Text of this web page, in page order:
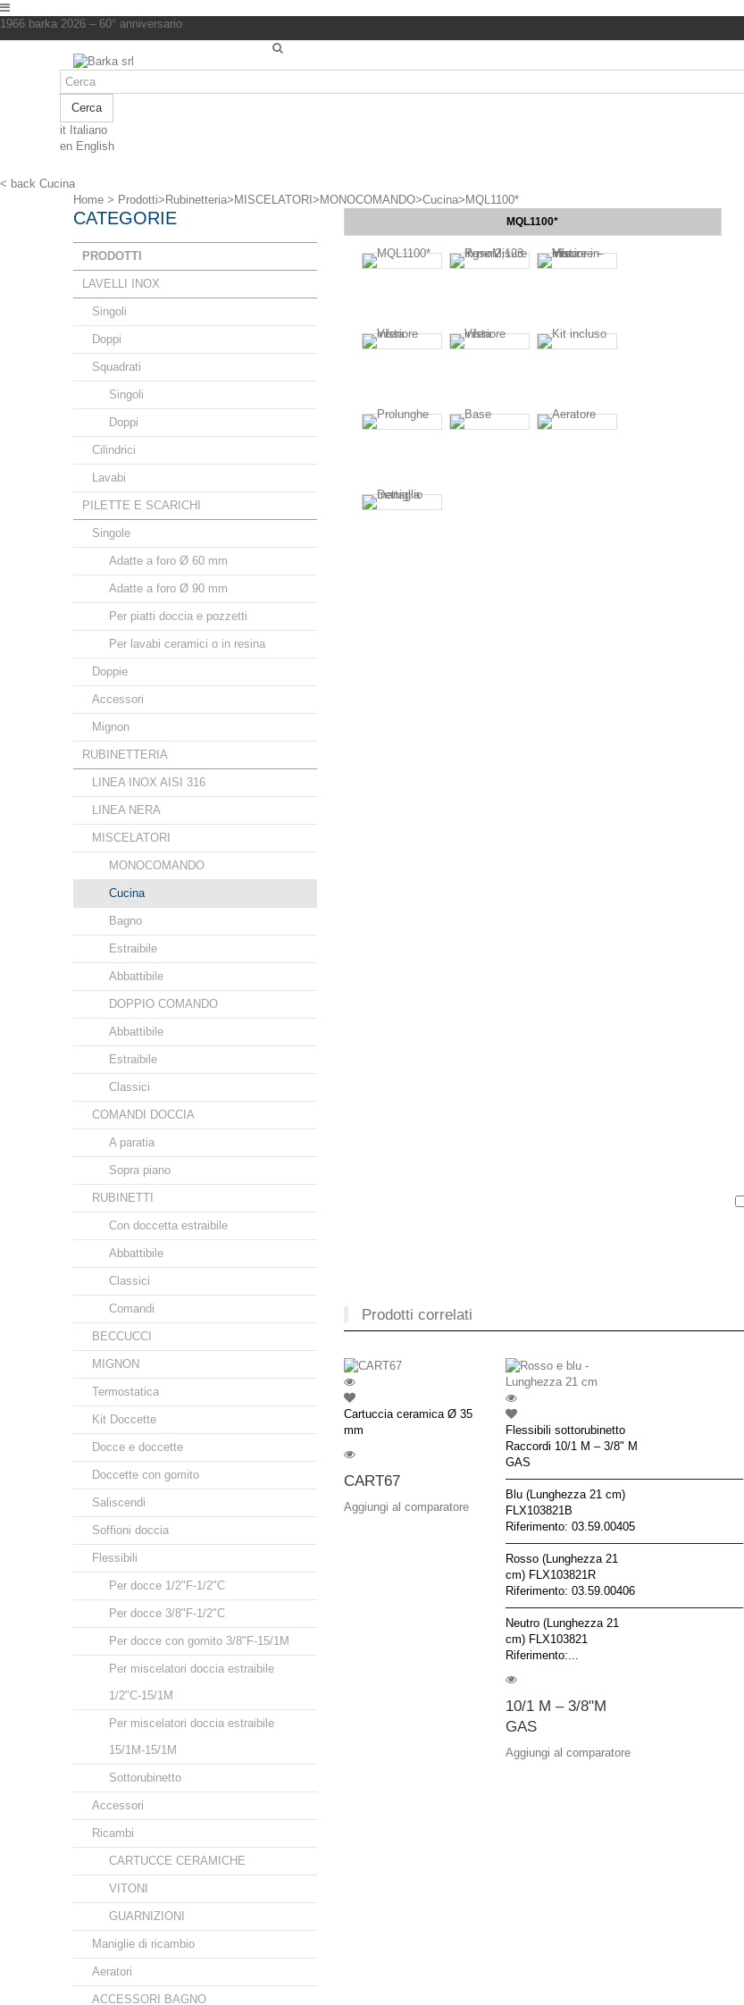
1966 barka 2026 – 60° anniversario
Cerca
it Italiano
en English
< back Cucina
Home > Prodotti> Rubinetteria> MISCELATORI > MONOCOMANDO>Cucina> MQL1100*
CATEGORIE
PRODOTTI
LAVELLI INOX
Singoli
Doppi
Squadrati
Singoli
Doppi
Cilindrici
Lavabi
PILETTE E SCARICHI
Singole
Adatte a foro Ø 60 mm
Adatte a foro Ø 90 mm
Per piatti doccia e pozzetti
Per lavabi ceramici o in resina
Doppie
Accessori
Mignon
RUBINETTERIA
LINEA INOX AISI 316
LINEA NERA
MISCELATORI
MONOCOMANDO
Cucina
Bagno
Estraibile
Abbattibile
DOPPIO COMANDO
Abbattibile
Estraibile
Classici
COMANDI DOCCIA
A paratia
Sopra piano
RUBINETTI
Con doccetta estraibile
Abbattibile
Classici
Comandi
BECCUCCI
MIGNON
Termostatica
Kit Doccette
Docce e doccette
Doccette con gomito
Saliscendi
Soffioni doccia
Flessibili
Per docce 1/2"F-1/2"C
Per docce 3/8"F-1/2"C
Per docce con gomito 3/8"F-15/1M
Per miscelatori doccia estraibile
1/2"C-15/1M
Per miscelatori doccia estraibile
15/1M-15/1M
Sottorubinetto
Accessori
Ricambi
CARTUCCE CERAMICHE
VITONI
GUARNIZIONI
Maniglie di ricambio
Aeratori
ACCESSORI BAGNO
MQL1100*
Prodotti correlati
Cartuccia ceramica Ø 35
mm
CART67
Aggiungi al comparatore
Flessibili sottorubinetto
Raccordi 10/1 M – 3/8" M
GAS
––––––––––––––––––––––––––––––––––––––
Blu (Lunghezza 21 cm)
FLX103821B
Riferimento: 03.59.00405
––––––––––––––––––––––––––––––––––––––
Rosso (Lunghezza 21
cm) FLX103821R
Riferimento: 03.59.00406
––––––––––––––––––––––––––––––––––––––
Neutro (Lunghezza 21
cm) FLX103821
Riferimento:...
10/1 M – 3/8"M
GAS
Aggiungi al comparatore